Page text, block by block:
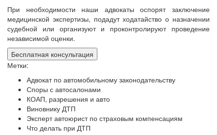
При необходимости наши адвокаты оспорят заключение
медицинской экспертизы, подадут ходатайство о назначении
судебной или организуют и проконтролируют проведение
независимой оценки.
Бесплатная консультация
Метки:
Адвокат по автомобильному законодательству
Споры с автосалонами
КОАП, разрешения и авто
Виновнику ДТП
Эксперт автоюрист по страховым компенсациям
Что делать при ДТП